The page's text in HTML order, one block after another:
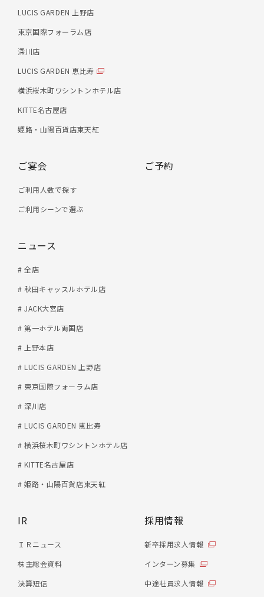
LUCIS GARDEN 上野店
東京国際フォーラム店
深川店
LUCIS GARDEN 恵比寿
横浜桜木町ワシントンホテル店
KITTE名古屋店
姫路・山陽百貨店東天紅
ご宴会
ご利用人数で探す
ご利用シーンで選ぶ
ニュース
# 全店
# 秋田キャッスルホテル店
# JACK大宮店
# 第一ホテル両国店
# 上野本店
# LUCIS GARDEN 上野店
# 東京国際フォーラム店
# 深川店
# LUCIS GARDEN 恵比寿
# 横浜桜木町ワシントンホテル店
# KITTE名古屋店
# 姫路・山陽百貨店東天紅
ご予約
採用情報
新卒採用求人情報
インターン募集
中途社員求人情報
IR
ＩＲニュース
株主総会資料
決算短信